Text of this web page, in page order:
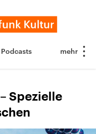
Podcasts
Spezielle